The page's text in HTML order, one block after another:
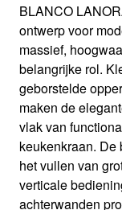
BLANCO
ontwerp voor
massief,
belangrijke rol.
geborstelde
maken de
vlak van
keukenkraan.
het vullen van
verticale
achterwanden